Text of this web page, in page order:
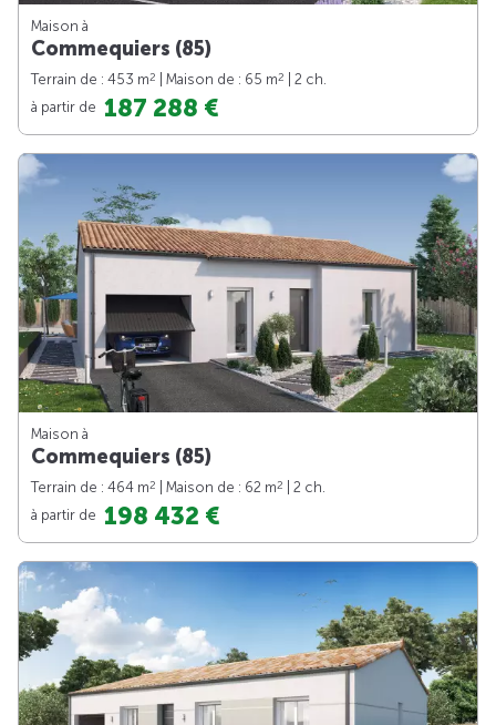
Maison à
Commequiers (85)
Terrain de : 453 m2 | Maison de : 65 m2
| 2 ch.
à partir de 187 288 €
Maison à
Commequiers (85)
Terrain de : 464 m2 | Maison de : 62 m2
| 2 ch.
à partir de 198 432 €